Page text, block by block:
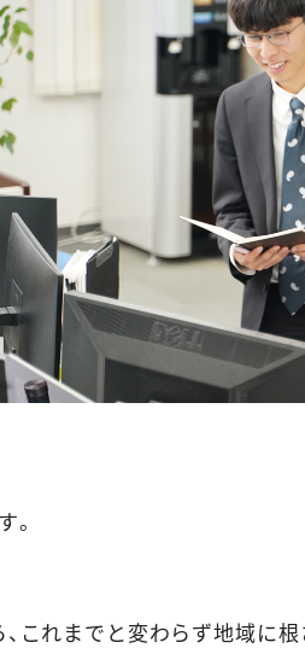
。
これまでと変わらず地域に根